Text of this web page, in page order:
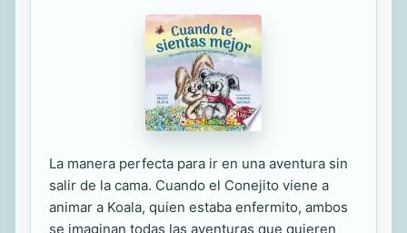
La manera perfecta para ir en una aventura sin
salir de la cama. Cuando el Conejito viene a
animar a Koala, quien estaba enfermito, ambos
se imaginan todas las aventuras que quieren